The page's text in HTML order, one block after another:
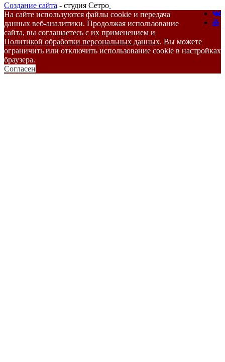
Создание сайта - студия Сетро
На сайте используются файлы cookie и передача
данных веб-аналитики. Продолжая использование
сайта, вы соглашаетесь с их применением и
Политикой обработки персональных данных. Вы можете
ограничить или отключить использование cookie в настройках
браузера.
Согласен